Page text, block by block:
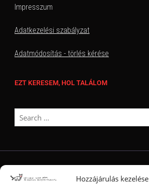
Hozzájárulás kezelése
Impresszum
Adatkezelési szabályzat
Adatmódosítás - törlés kérése
EZT KERESEM, HOL TALÁLOM